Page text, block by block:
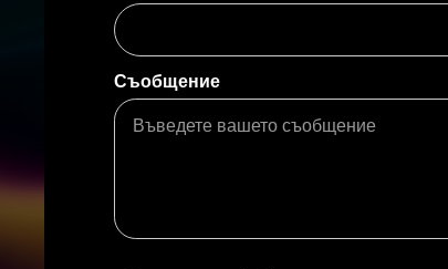
Съобщение